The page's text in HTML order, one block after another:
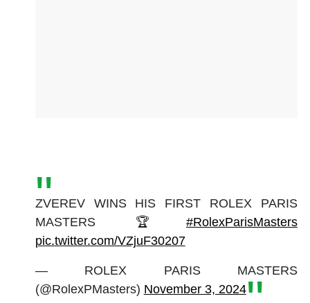
ZVEREV WINS HIS FIRST ROLEX PARIS
MASTERS 🏆 #RolexParisMasters
pic.twitter.com/VZjuF30207
— ROLEX PARIS MASTERS
(@RolexPMasters) November 3, 2024